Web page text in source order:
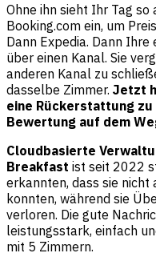
Ohne ihn sieht Ihr Tag so
Booking.com ein, um
Dann Expedia. Dann Ihre
über einen Kanal. Sie
anderen Kanal zu
dasselbe Zimmer. Jetzt
eine Rückerstattung
Bewertung auf dem
Cloudbasierte
Breakfast ist seit 2022
erkannten, dass sie
konnten, während sie
verloren. Die gute
leistungsstark, einfach
mit 5 Zimmern.